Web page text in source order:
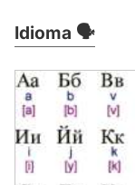
Idioma 🗣️